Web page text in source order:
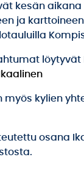
kesän
ja
myös kylien
osana